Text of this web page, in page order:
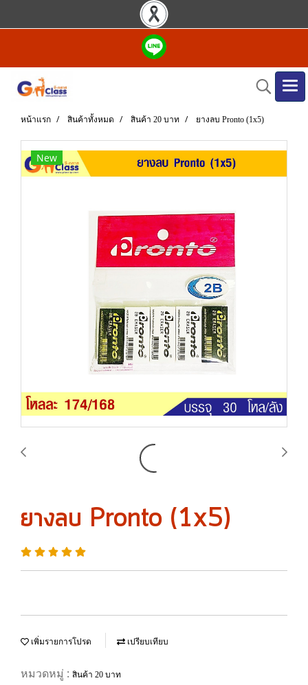
หน้าแรก สินค้าทั้งหมด สินค้า 20 บาท ยางลบ Pronto (1x5)
New
ยางลบ Pronto (1x5)
เพิ่มรายการโปรด เปรียบเทียบ
หมวดหมู่ : สินค้า 20 บาท